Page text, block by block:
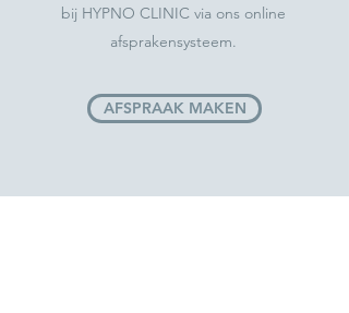
bij HYPNO CLINIC via ons online
afsprakensysteem.
AFSPRAAK MAKEN